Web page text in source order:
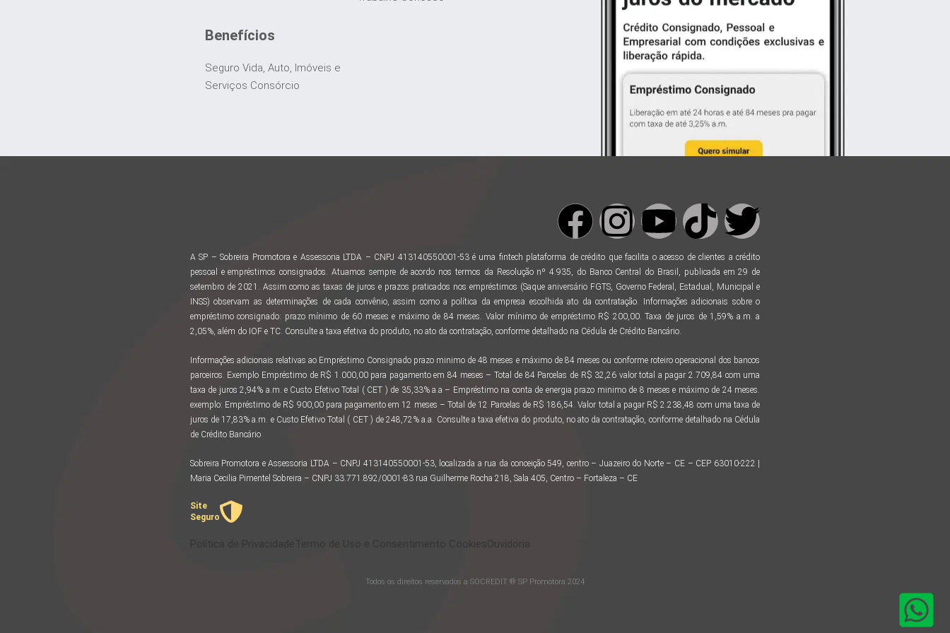
Benefícios
Seguro Vida, Auto, Imóveis e
Serviços Consórcio
A SP – Sobreira Promotora e Assessoria LTDA – CNPJ 413140550001-53 é uma fintech plataforma de crédito que facilita o acesso de clientes a crédito
pessoal e empréstimos consignados. Atuamos sempre de acordo nos termos da Resolução nº 4.935, do Banco Central do Brasil, publicada em 29 de
setembro de 2021. Assim como as taxas de juros e prazos praticados nos empréstimos (Saque aniversário FGTS, Governo Federal, Estadual, Municipal e
INSS) observam as determinações de cada convênio, assim como a política da empresa escolhida ato da contratação. Informações adicionais sobre o
empréstimo consignado: prazo mínimo de 60 meses e máximo de 84 meses. Valor mínimo de empréstimo R$ 200,00. Taxa de juros de 1,59% a.m. a
2,05%, além do IOF e TC. Consulte a taxa efetiva do produto, no ato da contratação, conforme detalhado na Cédula de Crédito Bancário.
Informações adicionais relativas ao Empréstimo Consignado prazo minimo de 48 meses e máximo de 84 meses ou conforme roteiro operacional dos bancos
parceiros. Exemplo Empréstimo de R$ 1.000,00 para pagamento em 84 meses – Total de 84 Parcelas de R$ 32,26 valor total a pagar 2.709,84 com uma
taxa de juros 2,94% a.m. e Custo Efetivo Total ( CET ) de 35,33% a.a – Empréstimo na conta de energia prazo minimo de 8 meses e máximo de 24 meses.
exemplo: Empréstimo de R$ 900,00 para pagamento em 12 meses – Total de 12 Parcelas de R$ 186,54. Valor total a pagar R$ 2.238,48 com uma taxa de
juros de 17,83% a.m. e Custo Efetivo Total ( CET ) de 248,72% a.a. Consulte a taxa efetiva do produto, no ato da contratação, conforme detalhado na Cédula
de Crédito Bancário
Sobreira Promotora e Assessoria LTDA – CNPJ 413140550001-53, localizada a rua da conceição 549, centro – Juazeiro do Norte – CE – CEP 63010-222 |
Maria Cecilia Pimentel Sobreira – CNPJ 33.771.892/0001-83 rua Guilherme Rocha 218, Sala 405, Centro – Fortaleza – CE
Site
Seguro
Termo de Uso e Consentimento CookiesOuvidoria
Todos os direitos reservados a SOCREDIT ® SP Promotora 2024